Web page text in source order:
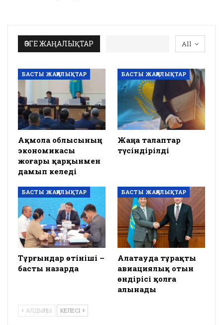
All
ӨЗГЕ ЖАҢАЛЫҚТАР
БАСТЫ ЖАҢАЛЫҚТАР
Ақмола облысының
экономикасы
жоғары қарқынмен
дамып келеді
БАСТЫ ЖАҢАЛЫҚТАР
Жаңа талаптар
түсіндірілді
БАСТЫ ЖАҢАЛЫҚТАР
Тұрғындар өтініші –
басты назарда
БАСТЫ ЖАҢАЛЫҚТАР
Алатауда тұрақты
авиациялық отын
өндірісі қолға
алынады
АЛДЫҢҒЫ КЕЛЕСІ